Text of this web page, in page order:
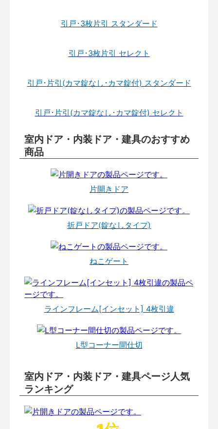
引戸･3枚片引 スタンダード
引戸･3枚片引 セレクト
引戸･片引(カマ錠なし･カマ錠付) スタンダード
引戸･片引(カマ錠なし･カマ錠付) セレクト
室内ドア・内装ドア・建具のおすすめ
商品
片開きドア
折戸ドア(錠なしタイプ)
ねこゲート
ラインフレーム[インセット] 4枚引違
L型コーナー間仕切
室内ドア・内装ドア・建具ページ人気
ランキング